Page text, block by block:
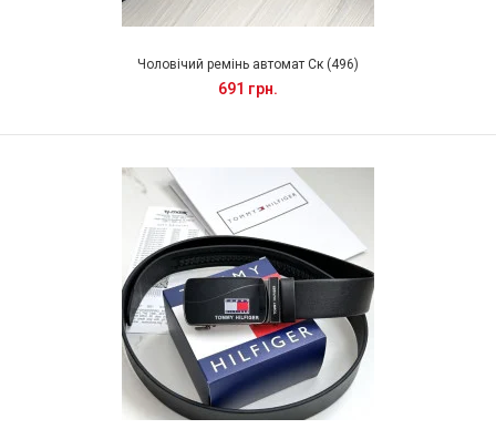
Чоловічий ремінь автомат Ск (496)
691 грн.